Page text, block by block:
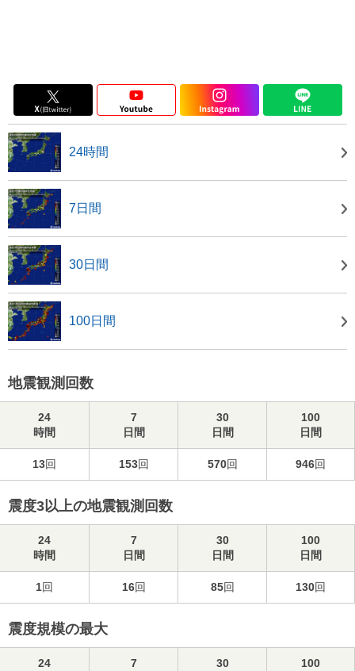
24時間
7日間
30日間
100日間
地震観測回数
24
時間
7
日間
30
日間
100
日間
13回 153回 570回 946回
震度3以上の地震観測回数
24
時間
7
日間
30
日間
100
日間
1回 16回 85回 130回
震度規模の最大
24
7
30
100